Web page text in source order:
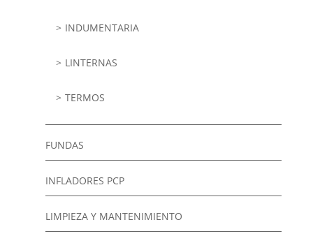
INDUMENTARIA
LINTERNAS
TERMOS
FUNDAS
INFLADORES PCP
LIMPIEZA Y MANTENIMIENTO